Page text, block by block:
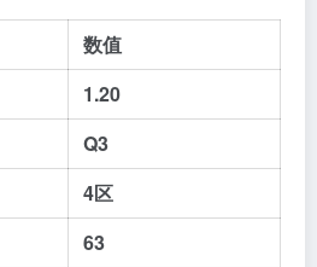
数值
1.20
Q3
4区
63